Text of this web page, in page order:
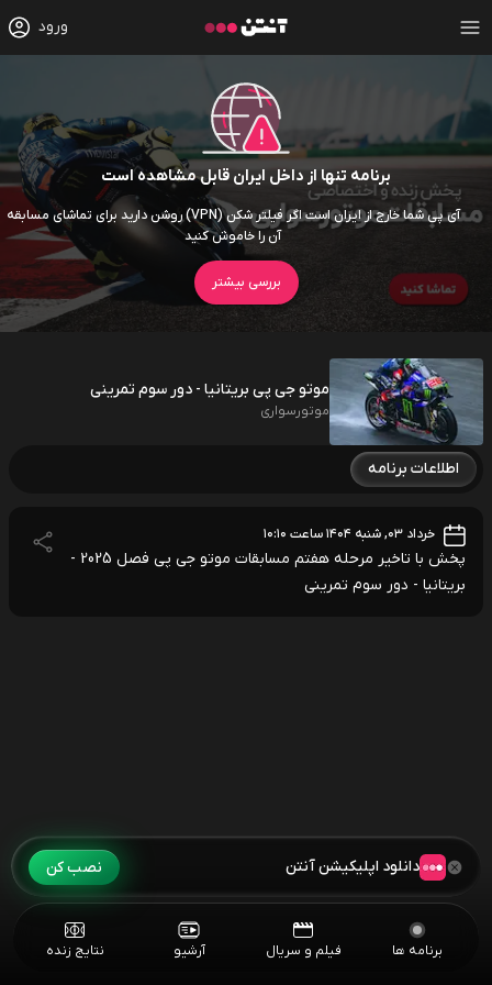
ورود
برنامه تنها از داخل ایران قابل مشاهده است
آی پی شما خارج از ایران است اگر فیلتر شکن (VPN) روشن دارید برای تماشای مسابقه
آن را خاموش کنید
بررسی بیشتر
موتو جی پی بریتانیا - دور سوم تمرینی
موتورسواری
اطلاعات برنامه
خرداد ۰۳, شنبه ۱۴۰۴ ساعت ۱۰:۱۰
پخش با تاخیر مرحله هفتم مسابقات موتو جی پی فصل 2025 -
بریتانیا - دور سوم تمرینی
برنامه ها فیلم و سریال آرشیو نتایج زنده
دانلود اپلیکیشن آنتن نصب کن